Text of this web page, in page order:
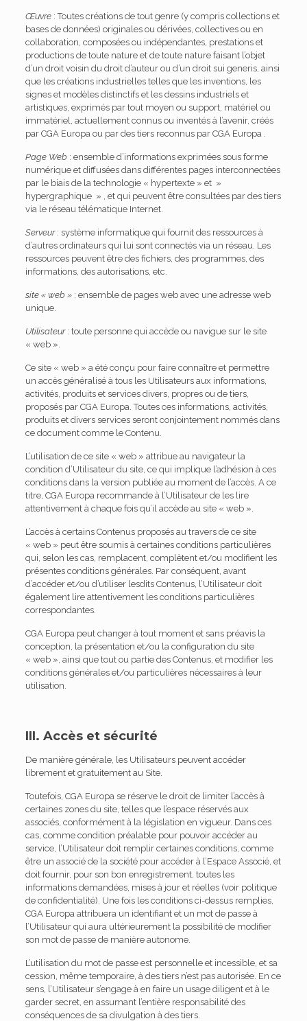
Œuvre : Toutes créations de tout genre (y compris collections et
bases de données) originales ou dérivées, collectives ou en
collaboration, composées ou indépendantes, prestations et
productions de toute nature et de toute nature faisant l’objet
d’un droit voisin du droit d’auteur ou d’un droit sui generis, ainsi
que les créations industrielles telles que les inventions, les
signes et modèles distinctifs et les dessins industriels et
artistiques, exprimés par tout moyen ou support, matériel ou
immatériel, actuellement connus ou inventés à l’avenir, créés
par CGA Europa ou par des tiers reconnus par CGA Europa .
Page Web : ensemble d’informations exprimées sous forme
numérique et diffusées dans différentes pages interconnectées
par le biais de la technologie « hypertexte » et »
hypergraphique » , et qui peuvent être consultées par des tiers
via le réseau télématique Internet.
Serveur : système informatique qui fournit des ressources à
d’autres ordinateurs qui lui sont connectés via un réseau. Les
ressources peuvent être des fichiers, des programmes, des
informations, des autorisations, etc.
site « web » : ensemble de pages web avec une adresse web
unique.
Utilisateur : toute personne qui accède ou navigue sur le site
« web ».
Ce site « web » a été conçu pour faire connaître et permettre
un accès généralisé à tous les Utilisateurs aux informations,
activités, produits et services divers, propres ou de tiers,
proposés par CGA Europa. Toutes ces informations, activités,
produits et divers services seront conjointement nommés dans
ce document comme le Contenu.
L’utilisation de ce site « web » attribue au navigateur la
condition d’Utilisateur du site, ce qui implique l’adhésion à ces
conditions dans la version publiée au moment de l’accès. A ce
titre, CGA Europa recommande à l’Utilisateur de les lire
attentivement à chaque fois qu’il accède au site « web ».
L’accès à certains Contenus proposés au travers de ce site
« web » peut être soumis à certaines conditions particulières
qui, selon les cas, remplacent, complètent et/ou modifient les
présentes conditions générales. Par conséquent, avant
d’accéder et/ou d’utiliser lesdits Contenus, l’Utilisateur doit
également lire attentivement les conditions particulières
correspondantes.
CGA Europa peut changer à tout moment et sans préavis la
conception, la présentation et/ou la configuration du site
« web », ainsi que tout ou partie des Contenus, et modifier les
conditions générales et/ou particulières nécessaires à leur
utilisation.
III. Accès et sécurité
De manière générale, les Utilisateurs peuvent accéder
librement et gratuitement au Site.
Toutefois, CGA Europa se réserve le droit de limiter l’accès à
certaines zones du site, telles que l’espace réservés aux
associés, conformément à la législation en vigueur. Dans ces
cas, comme condition préalable pour pouvoir accéder au
service, l’Utilisateur doit remplir certaines conditions, comme
être un associé de la société pour accéder à l’Espace Associé, et
doit fournir, pour son bon enregistrement, toutes les
informations demandées, mises à jour et réelles (voir politique
de confidentialité). Une fois les conditions ci-dessus remplies,
CGA Europa attribuera un identifiant et un mot de passe à
l’Utilisateur qui aura ultérieurement la possibilité de modifier
son mot de passe de manière autonome.
L’utilisation du mot de passe est personnelle et incessible, et sa
cession, même temporaire, à des tiers n’est pas autorisée. En ce
sens, l’Utilisateur s’engage à en faire un usage diligent et à le
garder secret, en assumant l’entière responsabilité des
conséquences de sa divulgation à des tiers.